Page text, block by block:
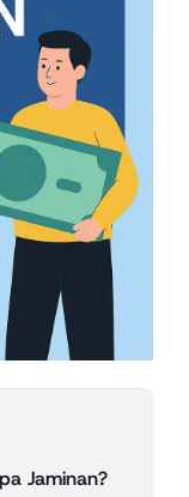
Jaminan?